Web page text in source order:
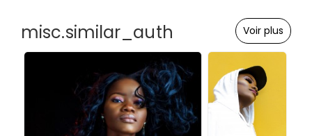
misc.similar_auth Voir plus